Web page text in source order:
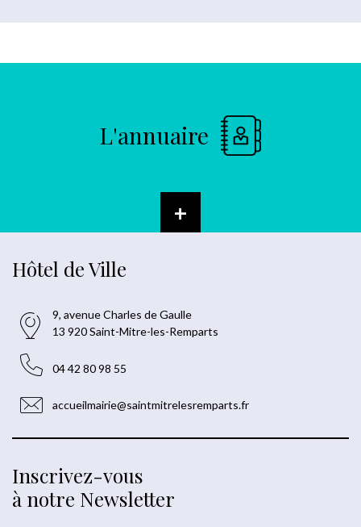
L'annuaire
+
Hôtel de Ville
9, avenue Charles de Gaulle
13 920 Saint-Mitre-les-Remparts
04 42 80 98 55
accueilmairie@saintmitrelesremparts.fr
Inscrivez-vous
à notre Newsletter